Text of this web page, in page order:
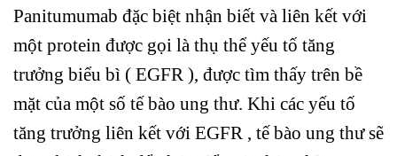
Panitumumab đặc biệt nhận biết và liên kết với
một protein được gọi là thụ thể yếu tố tăng
trưởng biểu bì ( EGFR ), được tìm thấy trên bề
mặt của một số tế bào ung thư. Khi các yếu tố
tăng trưởng liên kết với EGFR , tế bào ung thư sẽ